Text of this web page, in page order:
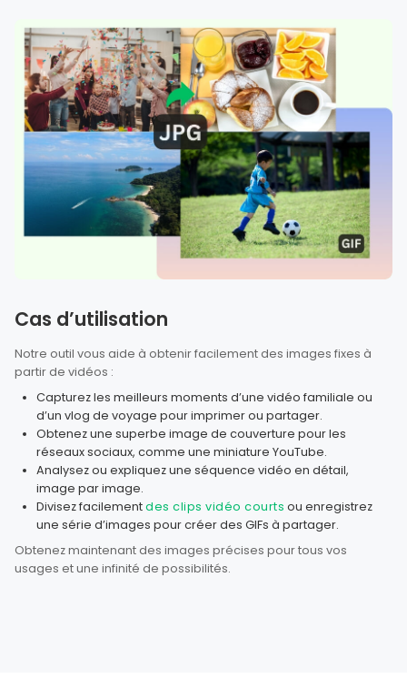
Cas d’utilisation
Notre outil vous aide à obtenir facilement des images fixes à
partir de vidéos :
Capturez les meilleurs moments d’une vidéo familiale ou
d’un vlog de voyage pour imprimer ou partager.
Obtenez une superbe image de couverture pour les
réseaux sociaux, comme une miniature YouTube.
Analysez ou expliquez une séquence vidéo en détail,
image par image.
Divisez facilementdes clips vidéo courts ou enregistrez
une série d’images pour créer des GIFs à partager.
Obtenez maintenant des images précises pour tous vos
usages et une infinité de possibilités.